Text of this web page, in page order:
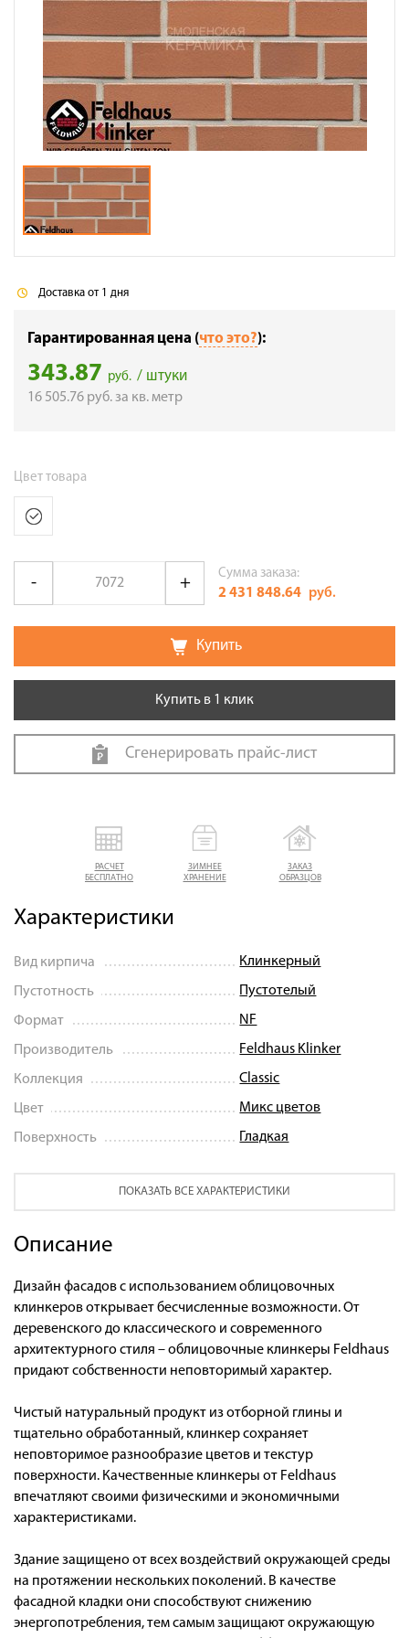
Галерея объектов
РАСЧЕТ
БЕСПЛАТНО
ЗИМНЕЕ
ХРАНЕНИЕ
ЗАКАЗ
ОБРАЗЦОВ
Характеристики
Вид кирпича Клинкерный
Пустотность Пустотелый
Формат NF
Производитель Feldhaus Klinker
Коллекция Classic
Цвет Микс цветов
Поверхность Гладкая
ПОКАЗАТЬ ВСЕ ХАРАКТЕРИСТИКИ
Описание
Дизайн фасадов с использованием облицовочных
клинкеров открывает бесчисленные возможности. От
деревенского до классического и современного
архитектурного стиля – облицовочные клинкеры Feldhaus
придают собственности неповторимый характер.
Чистый натуральный продукт из отборной глины и
тщательно обработанный, клинкер сохраняет
неповторимое разнообразие цветов и текстур
поверхности. Качественные клинкеры от Feldhaus
впечатляют своими физическими и экономичными
характеристиками.
Здание защищено от всех воздействий окружающей среды
на протяжении нескольких поколений. В качестве
фасадной кладки они способствуют снижению
энергопотребления, тем самым защищают окружающую
Доставка от 1 дня
Гарантированная цена (что это?):
343.87 руб. / штуки
16 505.76 руб.за кв. метр
Цвет товара
Сумма заказа:
2 431 848.64 руб.
Купить
Купить в 1 клик
Сгенерировать прайс-лист